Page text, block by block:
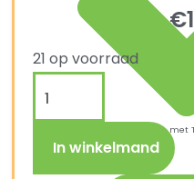
Kopersbescherming met
€
21 op voorraad
In winkelmand